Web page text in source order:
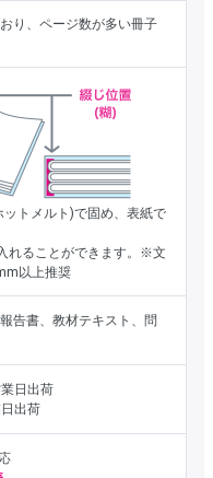
り、ページ数が多い冊子
トメルト)で固め、表紙で
れることができます。※文
以上推奨
告書、教材テキスト、問
日出荷
出荷